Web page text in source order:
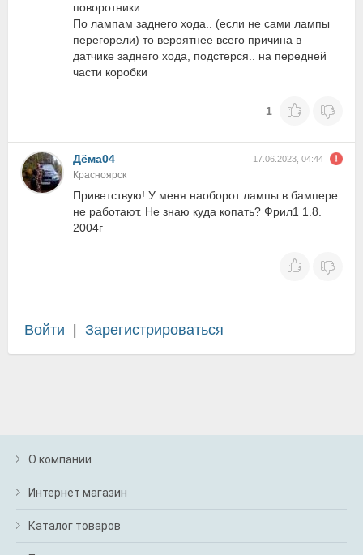
поворотники.
По лампам заднего хода.. (если не сами лампы
перегорели) то вероятнее всего причина в
датчике заднего хода, подстерся.. на передней
части коробки
1
Дёма04 17.06.2023, 04:44
Красноярск
Приветствую! У меня наоборот лампы в бампере
не работают. Не знаю куда копать? Фрил1 1.8.
2004г
Войти Зарегистрироваться
О компании
Интернет магазин
Каталог товаров